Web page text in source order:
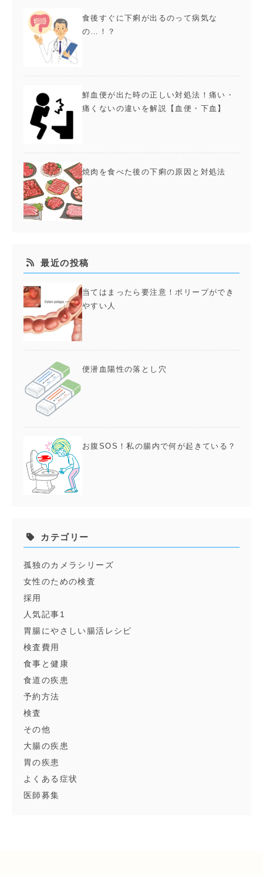
食後すぐに下痢が出るのって病気な
の…！？
鮮血便が出た時の正しい対処法！痛い・
痛くないの違いを解説【血便・下血】
焼肉を食べた後の下痢の原因と対処法
最近の投稿
当てはまったら要注意！ポリープができ
やすい人
便潜血陽性の落とし穴
お腹SOS！私の腸内で何が起きている？
カテゴリー
孤独のカメラシリーズ
女性のための検査
採用
人気記事1
胃腸にやさしい腸活レシピ
検査費用
食事と健康
食道の疾患
予約方法
検査
その他
大腸の疾患
胃の疾患
よくある症状
医師募集